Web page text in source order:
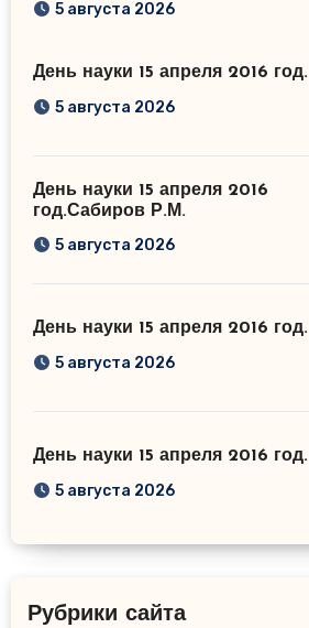
5 августа 2026
День науки 15 апреля 2016 год.
5 августа 2026
День науки 15 апреля 2016
год.Сабиров Р.М.
5 августа 2026
День науки 15 апреля 2016 год.
5 августа 2026
День науки 15 апреля 2016 год.
5 августа 2026
Рубрики сайта